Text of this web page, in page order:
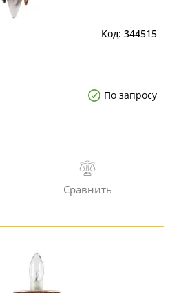
344515
По запросу